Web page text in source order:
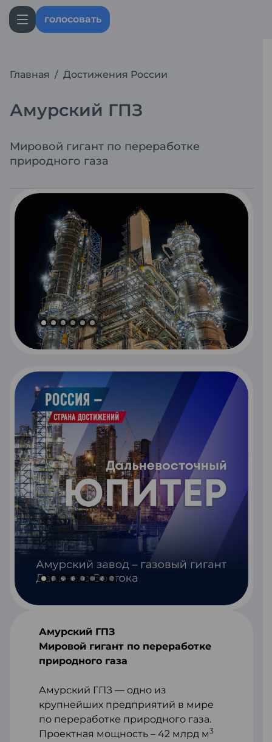
голосовать
Главная / Достижения России
Амурский ГПЗ
Мировой гигант по переработке
природного газа
Амурский ГПЗ
Мировой гигант по переработке
природного газа
Амурский ГПЗ — одно из
крупнейших предприятий в мире
по переработке природного газа.
Проектная мощность – 42 млрд м3